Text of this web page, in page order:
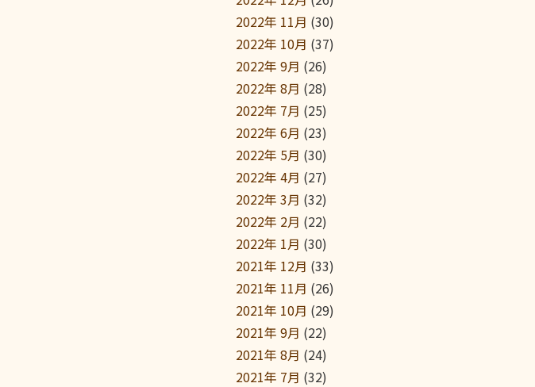
2022年 11月 (30)
2022年 10月 (37)
2022年 9月 (26)
2022年 8月 (28)
2022年 7月 (25)
2022年 6月 (23)
2022年 5月 (30)
2022年 4月 (27)
2022年 3月 (32)
2022年 2月 (22)
2022年 1月 (30)
2021年 12月 (33)
2021年 11月 (26)
2021年 10月 (29)
2021年 9月 (22)
2021年 8月 (24)
2021年 7月 (32)